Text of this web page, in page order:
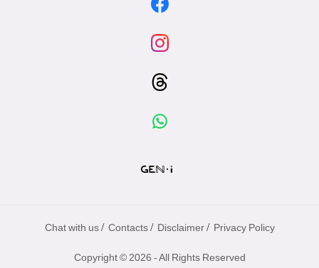
Chat with us / Contacts / Disclaimer / Privacy Policy
Copyright © 2026 - All Rights Reserved